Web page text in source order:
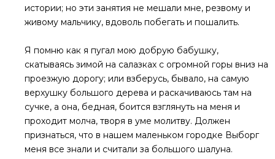
истории; но эти занятия не мешали мне, резвому и
живому мальчику, вдоволь побегать и пошалить.
Я помню как я пугал мою добрую бабушку,
скатываясь зимой на салазках с огромной горы вниз на
проезжую дорогу; или взберусь, бывало, на самую
верхушку большого дерева и раскачиваюсь там на
сучке, а она, бедная, боится взглянуть на меня и
проходит молча, творя в уме молитву. Должен
признаться, что в нашем маленьком городке Выборг
меня все знали и считали за большого шалуна.